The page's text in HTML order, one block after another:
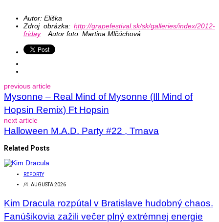
Autor: Eliška
Zdroj obrázka: http://grapefestival.sk/sk/galleries/index/2012-
fridayAutor foto: Martina Mlčúchová
previous article
Mysonne – Real Mind of Mysonne (Ill Mind of
Hopsin Remix) Ft Hopsin
next article
Halloween M.A.D. Party #22 , Trnava
Related Posts
REPORTY
/4. AUGUSTA 2026
Kim Dracula rozpútal v Bratislave hudobný chaos.
Fanúšikovia zažili večer plný extrémnej energie